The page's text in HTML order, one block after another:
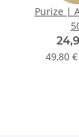
Purize |
49,80